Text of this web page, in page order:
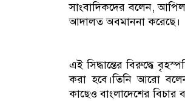
সাংবাদিকদের বলেন, আপিল
আদালত অবমাননা করেছে।
এই সিদ্ধান্তের বিরুদ্ধে
করা হবে।তিনি আরো
কাছেও বাংলাদেশের বিচার